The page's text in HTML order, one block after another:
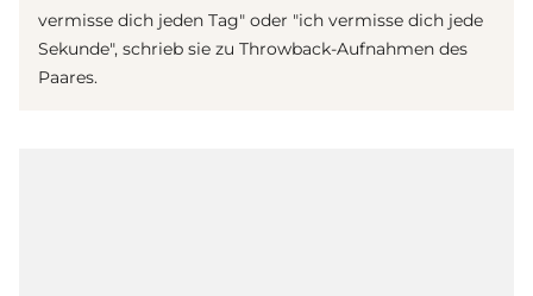
vermisse dich jeden Tag" oder "ich vermisse dich jede
Sekunde", schrieb sie zu Throwback-Aufnahmen des
Paares.